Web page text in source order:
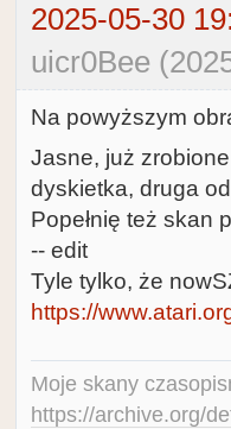
2025-05-30
uicr0Bee
Na powyższym
Jasne, już
dyskietka, druga
Popełnię też skan
-- edit
Tyle tylko, że
https://
Moje skany
https://archive.org/